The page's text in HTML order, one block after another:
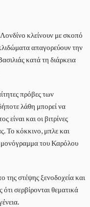
κλείνουν με σκοπό
απαγορεύουν την
κατά τη διάρκεια
πρόβες των
λάθη μπορεί να
είναι και οι βιτρίνες
Το κόκκινο, μπλε και
μονόγραμμα του Καρόλου
της στέψης ξενοδοχεία και
σερβίρονται θεματικά